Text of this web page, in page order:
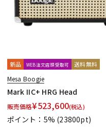
新品 WEB注文店頭受取可 送料無料
Mesa Boogie
Mark IIC+ HRG Head
販売価格¥523,600(税込)
ポイント：5% (23800pt)